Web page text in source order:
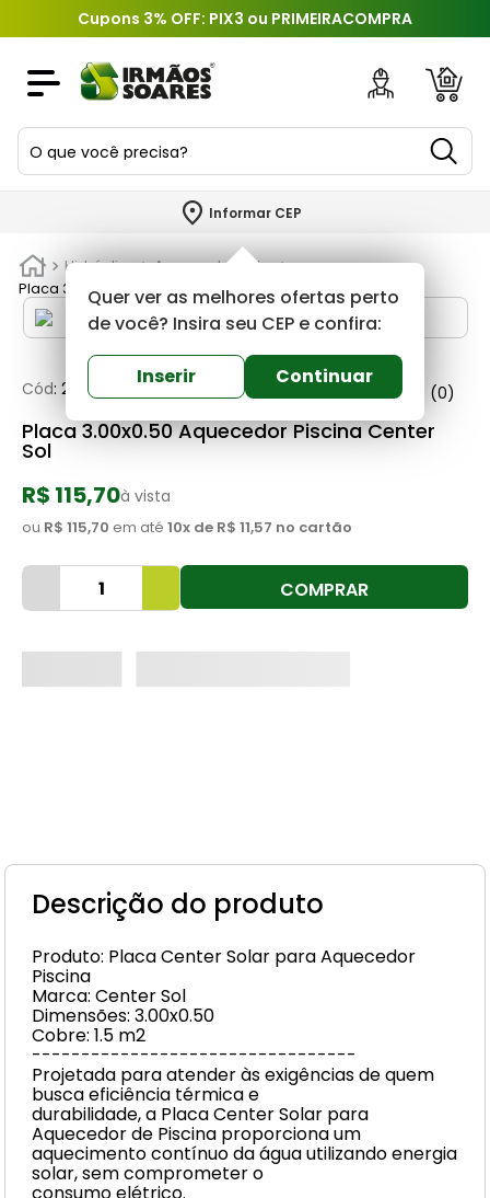
Cupons 3% OFF: PIX3 ou PRIMEIRACOMPRA
O que você precisa?
Informar CEP
Quer ver as melhores ofertas perto
de você? Insira seu CEP e confira:
Inserir Continuar
Hidráulica
Aquecedor solar
Placa 3.00x0.50 Aquecedor Piscina Center Sol
Cód:278025 Center sol (0)
Placa 3.00x0.50 Aquecedor Piscina Center
Sol
R$ 115,70à vista
ou R$ 115,70 em até 10x de R$ 11,57 no cartão
COMPRAR
Descrição do produto
Produto: Placa Center Solar para Aquecedor
Piscina
Marca: Center Sol
Dimensões: 3.00x0.50
Cobre: 1.5 m2
---------------------------------
Projetada para atender às exigências de quem
busca eficiência térmica e
durabilidade, a Placa Center Solar para
Aquecedor de Piscina proporciona um
aquecimento contínuo da água utilizando energia
solar, sem comprometer o
TERMOS MAIS BUSCADOS
2º
3º
porta
revestimento
5º
telha
6º
argamassa
cimento
torneira